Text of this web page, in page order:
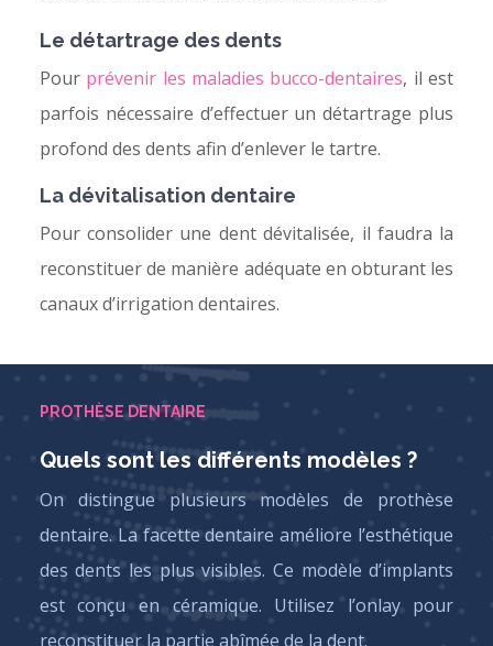
Le détartrage des dents
Pour prévenir les maladies bucco-dentaires, il est
parfois nécessaire d’effectuer un détartrage plus
profond des dents afin d’enlever le tartre.
La dévitalisation dentaire
Pour consolider une dent dévitalisée, il faudra la
reconstituer de manière adéquate en obturant les
canaux d’irrigation dentaires.
PROTHÈSE DENTAIRE
Quels sont les différents modèles ?
On distingue plusieurs modèles de prothèse
dentaire. La facette dentaire améliore l’esthétique
des dents les plus visibles. Ce modèle d’implants
est conçu en céramique. Utilisez l’onlay pour
reconstituer la partie abîmée de la dent.